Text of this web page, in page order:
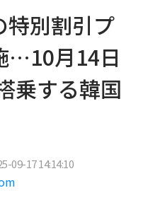
特別割引プ
…10月14日
乗する韓国
09-17 14:14:10